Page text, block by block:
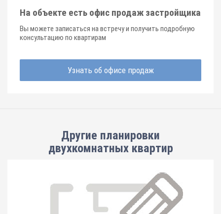
На объекте есть офис продаж застройщика
Вы можете записаться на встречу и получить подробную
консультацию по квартирам
Узнать об офисе продаж
Другие планировки
двухкомнатных квартир